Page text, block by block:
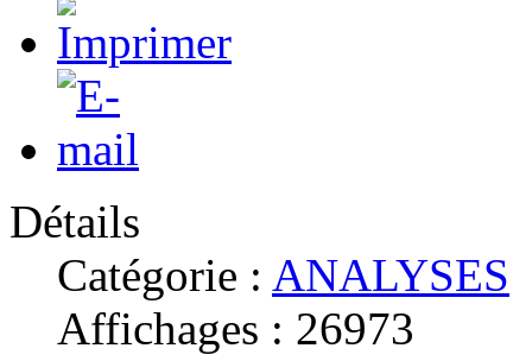
Détails
Catégorie : ANALYSES
Affichages : 26973